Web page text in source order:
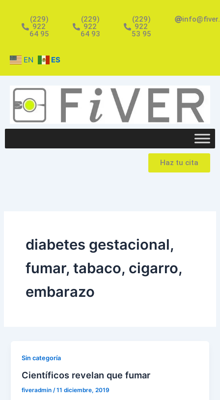
contenido
(229)
922
64 95
(229)
922
64 93
(229)
922
53 95
EN ES
Haz tu cita
diabetes gestacional,
fumar, tabaco, cigarro,
embarazo
Sin categoría
Científicos revelan que fumar
fiveradmin/11 diciembre, 2019